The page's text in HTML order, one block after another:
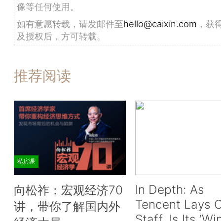
像等任何使用。
如有意愿转载，请发邮件至hello@caixin.com ，获
及授权后，方可转载。
推荐阅读
私房课
向松祚：宏观经济70
讲，带你了解国内外
In Depth: As
Tencent Lays